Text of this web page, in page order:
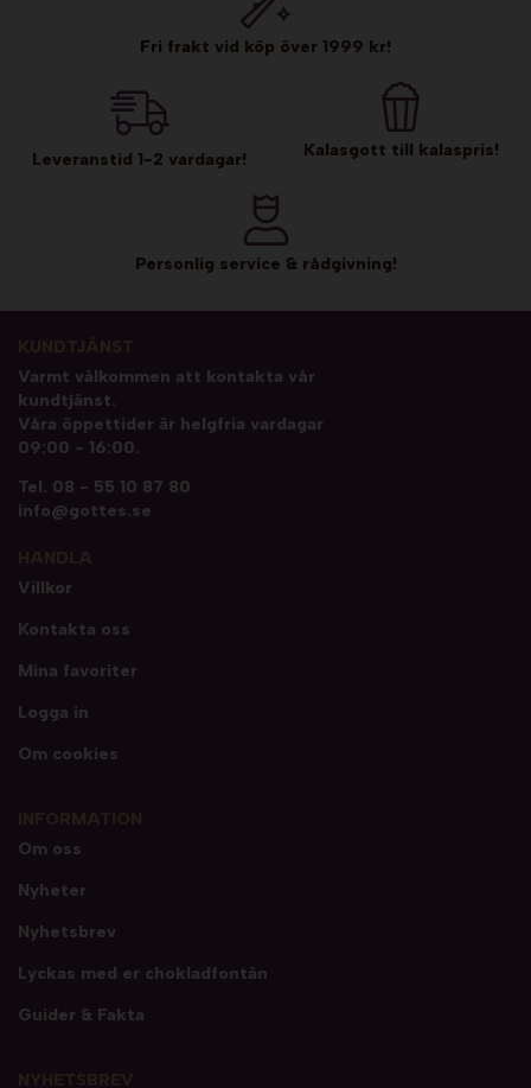
Fri frakt vid köp över 1999 kr!
Leveranstid 1-2 vardagar! Kalasgott till kalaspris!
Personlig service & rådgivning!
Varmt välkommen att kontakta vår
kundtjänst.
Våra öppettider är helgfria vardagar
09:00 - 16:00.
Tel. 08 - 55 10 87 80
info@gottes.se
Villkor
Kontakta oss
Mina favoriter
Logga in
Om cookies
Om oss
Nyheter
Nyhetsbrev
Lyckas med er chokladfontän
Guider & Fakta